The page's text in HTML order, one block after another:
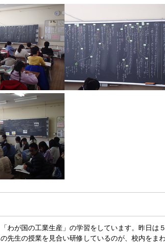
わが国の工業生産」の学習をしています。昨日は
先生の授業を見合い研修しているのが、校内をま